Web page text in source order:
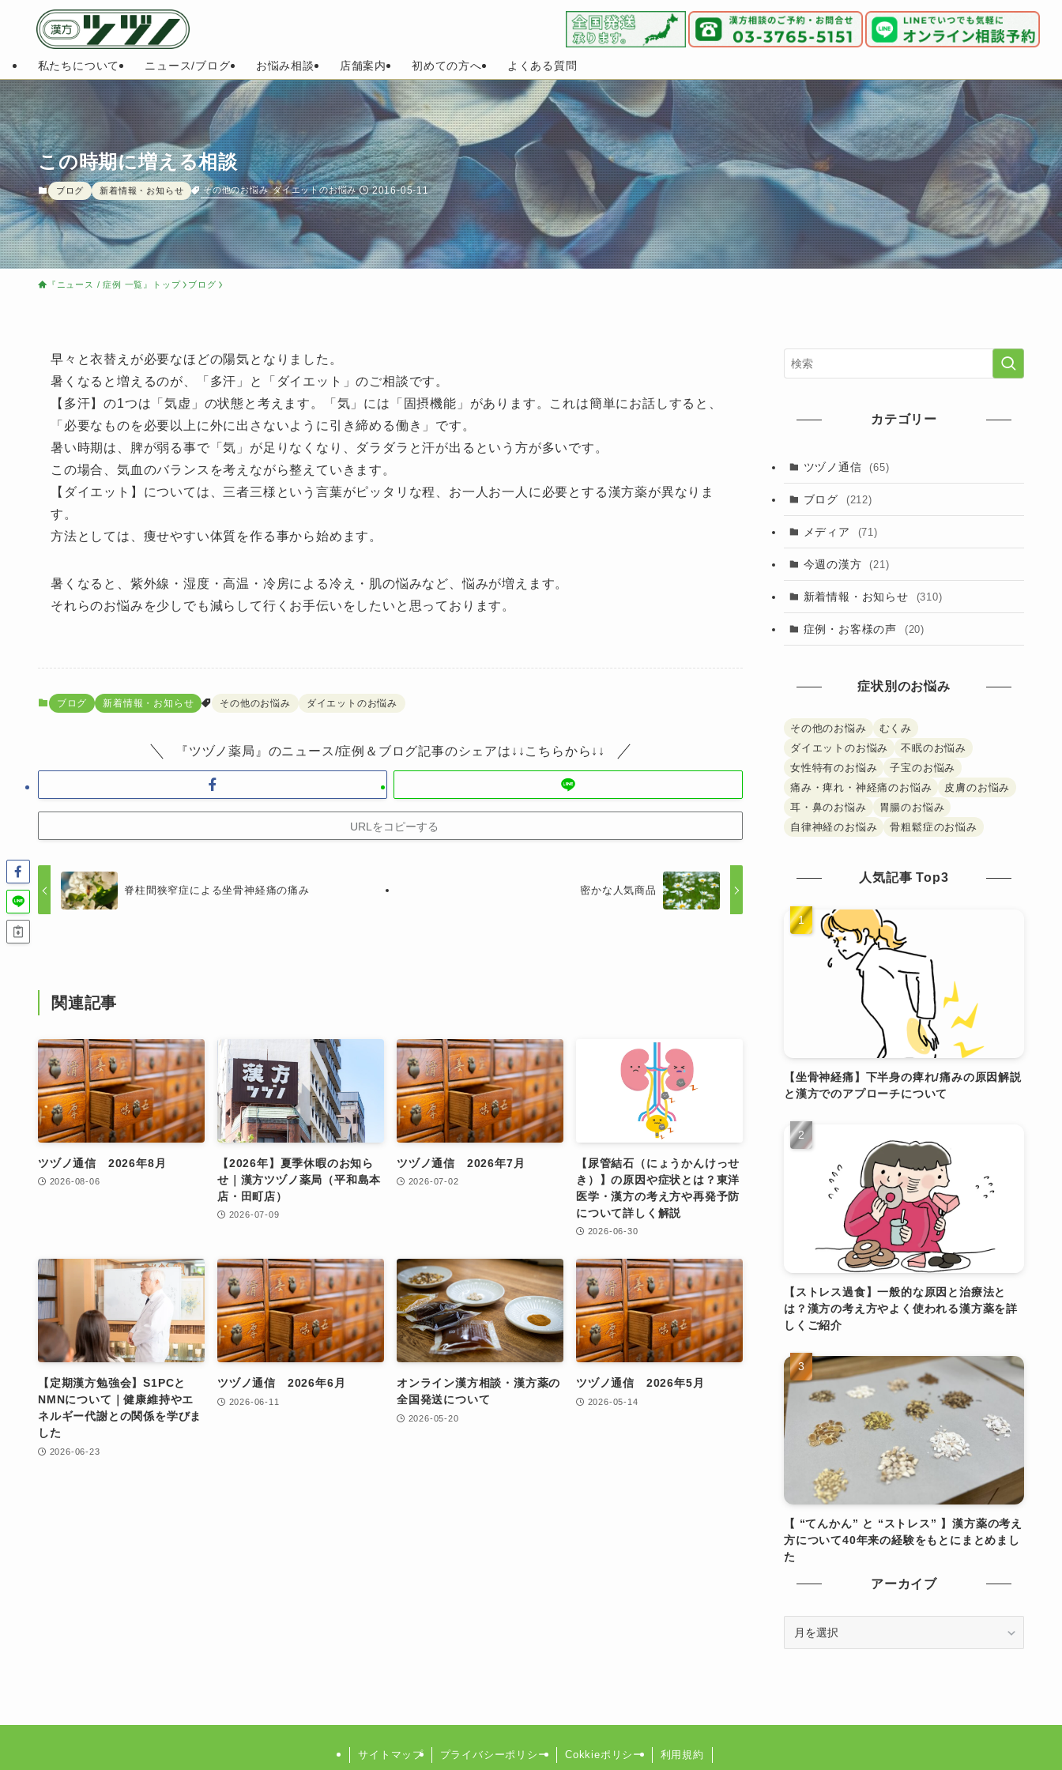
私たちについて ニュース/ブログ お悩み相談 店舗案内 初めての方へ よくある質問
この時期に増える相談
ブログ 新着情報・お知らせ その他のお悩み ダイエットのお悩み 2016-05-11
『ニュース / 症例 一覧』トップ ブログ
早々と衣替えが必要なほどの陽気となりました。
暑くなると増えるのが、「多汗」と「ダイエット」のご相談です。
【多汗】の1つは「気虚」の状態と考えます。「気」には「固摂機能」があります。これは簡単にお話しすると、
「必要なものを必要以上に外に出さないように引き締める働き」です。
暑い時期は、脾が弱る事で「気」が足りなくなり、ダラダラと汗が出るという方が多いです。
この場合、気血のバランスを考えながら整えていきます。
【ダイエット】については、三者三様という言葉がピッタリな程、お一人お一人に必要とする漢方薬が異なりま
す。
方法としては、痩せやすい体質を作る事から始めます。
暑くなると、紫外線・湿度・高温・冷房による冷え・肌の悩みなど、悩みが増えます。
それらのお悩みを少しでも減らして行くお手伝いをしたいと思っております。
ブログ 新着情報・お知らせ その他のお悩み ダイエットのお悩み
『ツヅノ薬局』のニュース/症例＆ブログ記事のシェアは↓↓こちらから↓↓
URLをコピーする
脊柱間狭窄症による坐骨神経痛の痛み 密かな人気商品
関連記事
ツヅノ通信 2026年8月
2026-08-06
【2026年】夏季休暇のお知ら
せ｜漢方ツヅノ薬局（平和島本
店・田町店）
2026-07-09
ツヅノ通信 2026年7月
2026-07-02
【尿管結石（にょうかんけっせ
き）】の原因や症状とは？東洋
医学・漢方の考え方や再発予防
について詳しく解説
2026-06-30
【定期漢方勉強会】S1PCと
NMNについて｜健康維持やエ
ネルギー代謝との関係を学びま
した
2026-06-23
ツヅノ通信 2026年6月
2026-06-11
オンライン漢方相談・漢方薬の
全国発送について
2026-05-20
ツヅノ通信 2026年5月
2026-05-14
カテゴリー
ツヅノ通信 (65)
ブログ (212)
メディア (71)
今週の漢方 (21)
新着情報・お知らせ (310)
症例・お客様の声 (20)
症状別のお悩み
その他のお悩み
むくみ
ダイエットのお悩み
不眠のお悩み
女性特有のお悩み
子宝のお悩み
痛み・痺れ・神経痛のお悩み
皮膚のお悩み
耳・鼻のお悩み
胃腸のお悩み
自律神経のお悩み
骨粗鬆症のお悩み
人気記事 Top3
【坐骨神経痛】下半身の痺れ/痛みの原因解説
と漢方でのアプローチについて
【ストレス過食】一般的な原因と治療法と
は？漢方の考え方やよく使われる漢方薬を詳
しくご紹介
【 “てんかん” と “ストレス” 】漢方薬の考え
方について40年来の経験をもとにまとめまし
た
アーカイブ
サイトマップ プライバシーポリシー Cokkieポリシー 利用規約